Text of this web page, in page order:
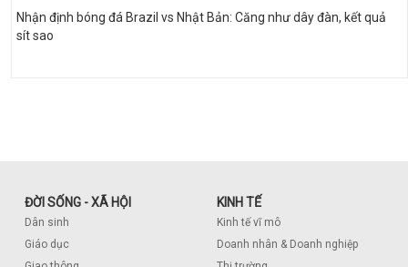
Nhận định bóng đá Brazil vs Nhật Bản: Căng như dây đàn, kết quả
sít sao
ĐỜI SỐNG - XÃ HỘI
Dân sinh
Giáo dục
KINH TẾ
Kinh tế vĩ mô
Doanh nhân & Doanh nghiệp